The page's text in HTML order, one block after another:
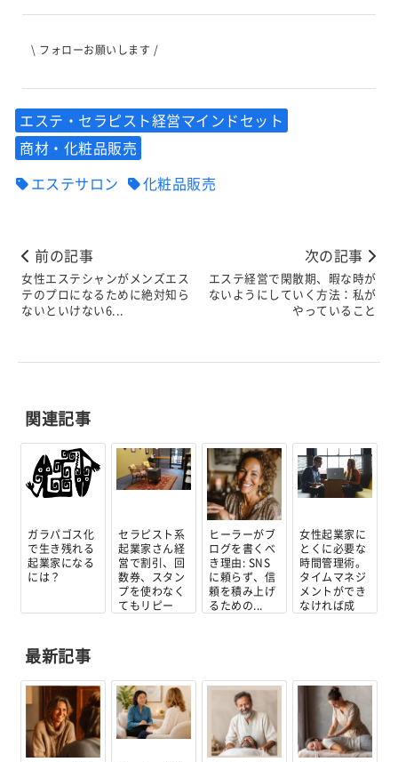
\ フォローお願いします /
エステ・セラピスト経営マインドセット
商材・化粧品販売
エステサロン
化粧品販売
前の記事
女性エステシャンがメンズエス
テのプロになるために絶対知ら
ないといけない6...
次の記事
エステ経営で閑散期、暇な時が
ないようにしていく方法：私が
やっていること
関連記事
ガラパゴス化
で生き残れる
起業家になる
には？
セラピスト系
起業家さん経
営で割引、回
数券、スタン
プを使わなく
てもリピー
ヒーラーがブ
ログを書くべ
き理由: SNS
に頼らず、信
頼を積み上げ
るための...
女性起業家に
とくに必要な
時間管理術。
タイムマネジ
メントができ
なければ成
最新記事